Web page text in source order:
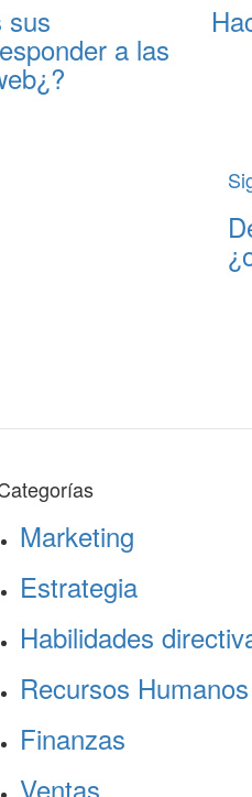
sus
a las
Marketing
Estrategia
Habilidades
Recursos Humanos
Finanzas
Ventas